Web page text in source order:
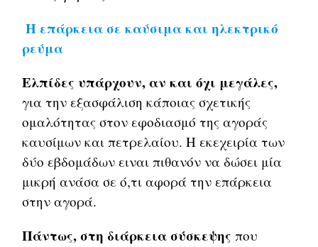
Η επάρκεια σε καύσιμα και ηλεκτρικό
ρεύμα
Ελπίδες υπάρχουν, αν και όχι μεγάλες,
για την εξασφάλιση κάποιας σχετικής
ομαλότητας στον εφοδιασμό της αγοράς
καυσίμων και πετρελαίου. Η εκεχειρία των
δύο εβδομάδων ειναι πιθανόν να δώσει μία
μικρή ανάσα σε ό,τι αφορά την επάρκεια
στην αγορά.
Πάντως, στη διάρκεια σύσκεψης που